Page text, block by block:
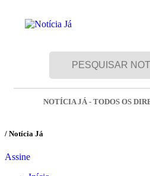
NOTÍCIA JÁ - TODOS OS
/ Notícia Já
Assine